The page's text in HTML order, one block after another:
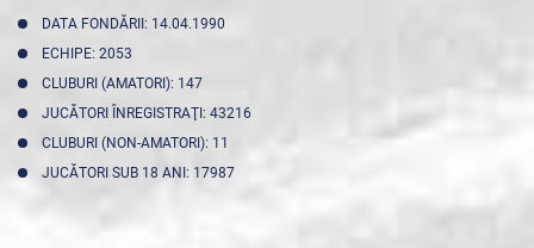
DATA FONDĂRII: 14.04.1990
ECHIPE: 2053
CLUBURI (AMATORI): 147
JUCĂTORI ÎNREGISTRAŢI: 43216
CLUBURI (NON-AMATORI): 11
JUCĂTORI SUB 18 ANI: 17987